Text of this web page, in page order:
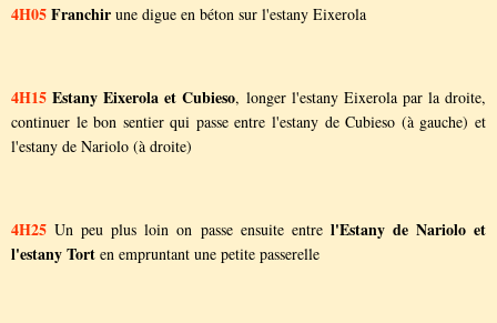
4H05Franchir une digue en béton sur l'estany Eixerola
4H15 Estany Eixerola et Cubieso, longer l'estany Eixerola par la droite,
continuer le bon sentier qui passe entre l'estany de Cubieso (à gauche) et
l'estany de Nariolo (à droite)
4H25 Un peu plus loin on passe ensuite entre l'Estany de Nariolo et
l'estany Tort en empruntant une petite passerelle